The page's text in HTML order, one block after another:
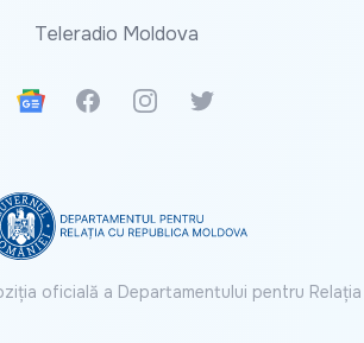
Teleradio Moldova
Google News
FacebookInstagramTwitter
oficială a Departamentului pentru